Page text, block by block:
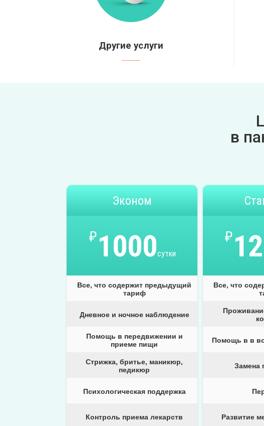
Другие услуги
в
Эконом
₽1000сутки
Все, что содержит предыдущий
тариф
Дневное и ночное наблюдение
Помощь в передвижении и
приеме пищи
Стрижка, бритье, маникюр,
педикюр
Психологическая поддержка
Контроль приема лекарств
₽
Все, что
Помощь в в
Замена
Развитие